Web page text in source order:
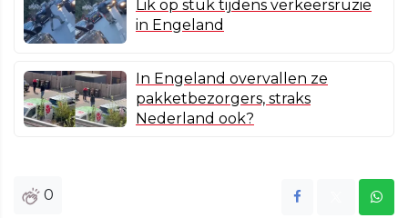
Lik op stuk tijdens verkeersruzie
in Engeland
In Engeland overvallen ze
pakketbezorgers, straks
Nederland ook?
0